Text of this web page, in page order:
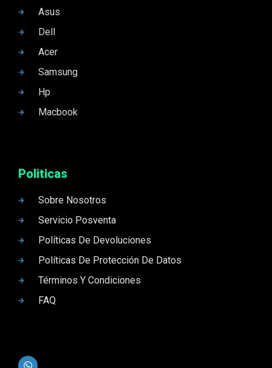
Asus
Dell
Acer
Samsung
Hp
Macbook
Politicas
Sobre Nosotros
Servicio Posventa
Políticas De Devoluciones
Políticas De Protección De Datos
Términos Y Condiciones
FAQ